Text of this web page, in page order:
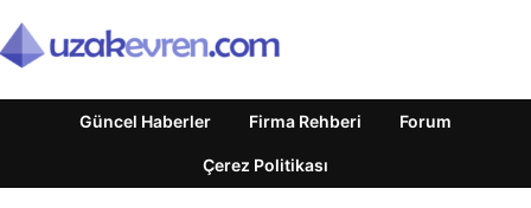
Güncel Haberler Firma Rehberi Forum
Çerez Politikası